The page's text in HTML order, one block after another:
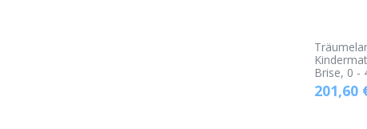
Brise, 0 -
201,60